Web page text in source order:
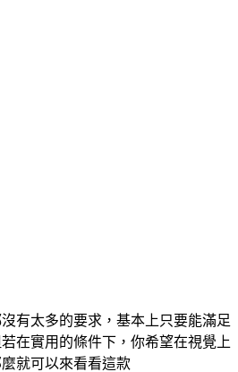
有太多的要求，基本上只要能滿足
在實用的條件下，你希望在視覺上
就可以來看看這款